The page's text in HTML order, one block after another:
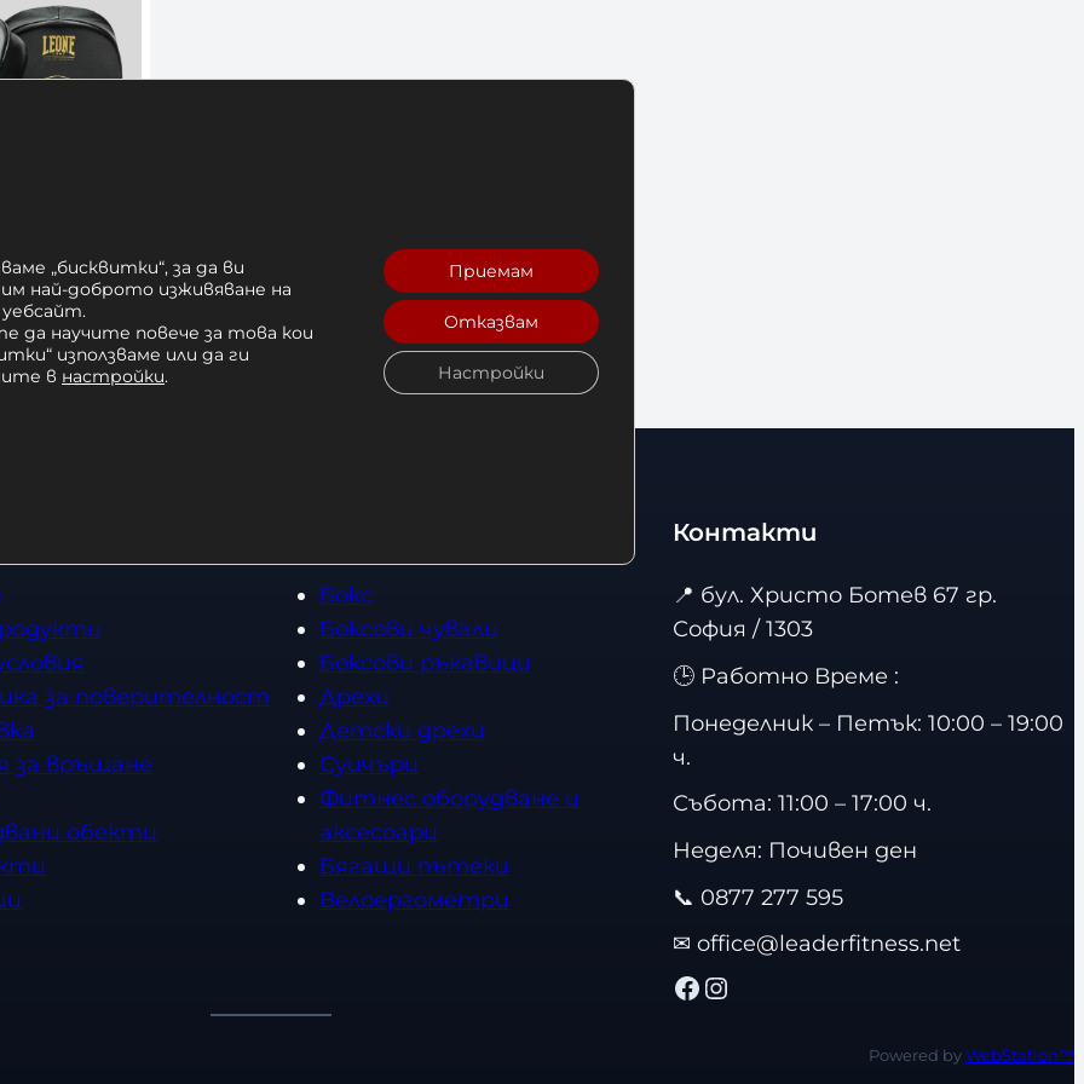
Leone Speed
лв.
Купи
за поверителност
за връщане
обекти
Бокс
Боксови чували
Боксови ръкавици
Дрехи
Детски дрехи
Суичъри
Фитнес оборудване и
аксесоари
Бягащи пътеки
Велоергометри
Контакти
📍 бул. Христо Ботев 67 гр.
София / 1303
🕒 Работно Време :
Понеделник – Петък: 10:00 – 19:00
ч.
Събота: 11:00 – 17:00 ч.
Неделя: Почивен ден
📞 0877 277 595
✉ office@leaderfitness.net
Facebook Instagram
Powered byWebStation™
„бисквитки“, за да ви
най-доброто изживяване на
да научите повече за това кои
използваме или да ги
в настройки.
Приемам
Отказвам
Настройки